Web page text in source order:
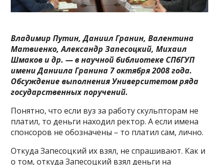
Владимир Путин, Даниил Гранин, Валентина
Матвиенко, Александр Запесоцкий, Михаил
Шмаков и др. — в научной библиотеке СПбГУП
имени Даниила Гранина 7 октября 2008 года.
Обсуждение выполнения Университетом ряда
государственных поручений.
Понятно, что если вуз за работу скульпторам не
платил, то деньги находил ректор. А если имена
спонсоров не обозначены – то платил сам, лично.
Откуда Запесоцкий их взял, не спрашивают. Как и
о том, откуда Запесоцкий взял деньги на